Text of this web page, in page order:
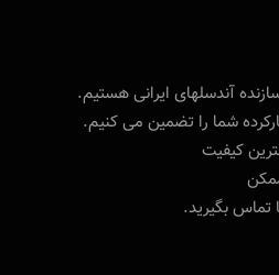
آندسلهای ایرانی هستیم.
شما را تضمین می کنیم.
کیفیت
بگیرید.